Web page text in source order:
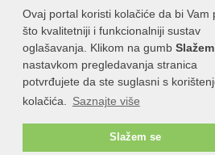
Ovaj portal koristi kolačiće da bi Vam
što kvalitetniji i funkcionalniji sustav
oglašavanja. Klikom na gumb
nastavkom pregledavanja stranica
potvrđujete da ste suglasni s
kolačića.
Saznajte više
Slažem se
Kako doći na Brač?
Visit Croatia